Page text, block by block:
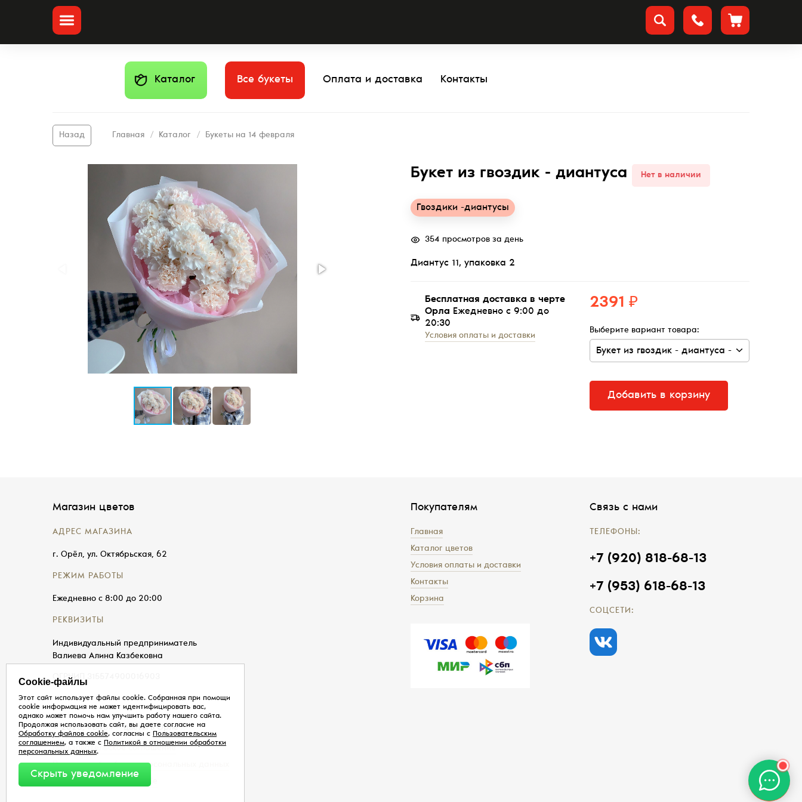
Каталог Все букеты Оплата и доставка Контакты
Назад Главная Каталог Букеты на 14 февраля
Букет из гвоздик - диантуса Нет в наличии
Гвоздики -диантусы
354 просмотров за день
Диантус 11, упаковка 2
Бесплатная доставка в черте
Орла Ежедневно с 9:00 до
20:30
Условия оплаты и доставки
2391 ₽
Выберите вариант товара:
Добавить в корзину
Магазин цветов
АДРЕС МАГАЗИНА
г. Орёл, ул. Октябрьская, 62
РЕЖИМ РАБОТЫ
Ежедневно с 8:00 до 20:00
РЕКВИЗИТЫ
Индивидуальный предприниматель
Валиева Алина Казбековна
ОГРНИП 315574900016903
Покупателям
Главная
Каталог цветов
Условия оплаты и доставки
Контакты
Корзина
Связь с нами
ТЕЛЕФОНЫ:
+7 (920) 818-68-13
+7 (953) 618-68-13
СОЦСЕТИ:
© 2026, «Б&В» — цветы в Орле
Пользовательское соглашение
Политика обработки персональных данных
Обработка файлов cookie
Cookie-файлы
Этот сайт использует файлы cookie. Собранная при помощи
cookie информация не может идентифицировать вас,
однако может помочь нам улучшить работу нашего сайта.
Продолжая использовать сайт, вы даете согласие на
Обработку файлов cookie, согласны с Пользовательским
соглашением, а также с Политикой в отношении обработки
персональных данных.
Скрыть уведомление